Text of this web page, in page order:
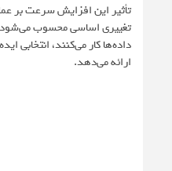
تأثیر این افزایش سرعت بر
ارائه می‌دهد.